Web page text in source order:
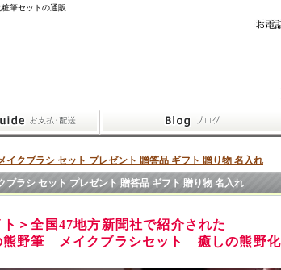
筆セットの通販
イクブラシ セット プレゼント 贈答品 ギフト 贈り物 名入れ
ブラシ セット プレゼント 贈答品 ギフト 贈り物 名入れ
ト＞全国47地方新聞社で紹介された
熊野筆 メイクブラシセット 癒しの熊野